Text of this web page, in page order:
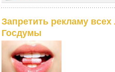
Запретить рекламу
Госдумы